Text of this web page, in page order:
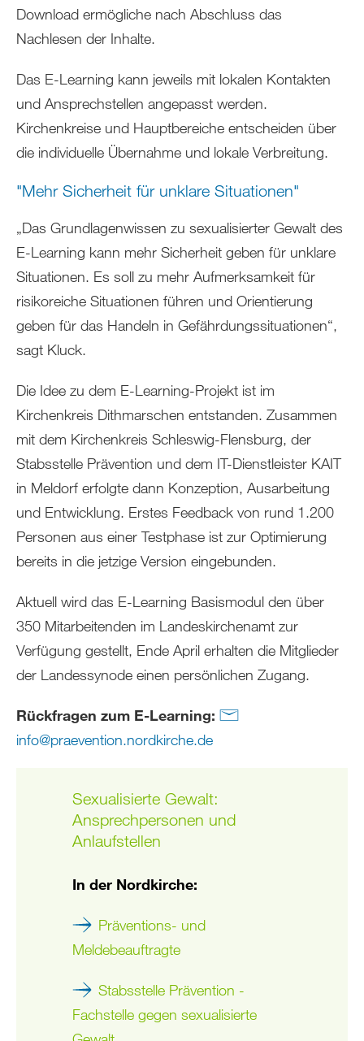
Download ermögliche nach Abschluss das
Nachlesen der Inhalte.
Das E-Learning kann jeweils mit lokalen Kontakten
und Ansprechstellen angepasst werden.
Kirchenkreise und Hauptbereiche entscheiden über
die individuelle Übernahme und lokale Verbreitung.
"Mehr Sicherheit für unklare Situationen"
„Das Grundlagenwissen zu sexualisierter Gewalt des
E-Learning kann mehr Sicherheit geben für unklare
Situationen. Es soll zu mehr Aufmerksamkeit für
risikoreiche Situationen führen und Orientierung
geben für das Handeln in Gefährdungssituationen“,
sagt Kluck.
Die Idee zu dem E-Learning-Projekt ist im
Kirchenkreis Dithmarschen entstanden. Zusammen
mit dem Kirchenkreis Schleswig-Flensburg, der
Stabsstelle Prävention und dem IT-Dienstleister KAIT
in Meldorf erfolgte dann Konzeption, Ausarbeitung
und Entwicklung. Erstes Feedback von rund 1.200
Personen aus einer Testphase ist zur Optimierung
bereits in die jetzige Version eingebunden.
Aktuell wird das E-Learning Basismodul den über
350 Mitarbeitenden im Landeskirchenamt zur
Verfügung gestellt, Ende April erhalten die Mitglieder
der Landessynode einen persönlichen Zugang.
Rückfragen zum E-Learning:
info@praevention.nordkirche.de
Sexualisierte Gewalt:
Ansprechpersonen und
Anlaufstellen
In der Nordkirche:
Präventions- und
Meldebeauftragte
Stabsstelle Prävention -
Fachstelle gegen sexualisierte